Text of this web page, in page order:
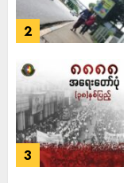
2
3